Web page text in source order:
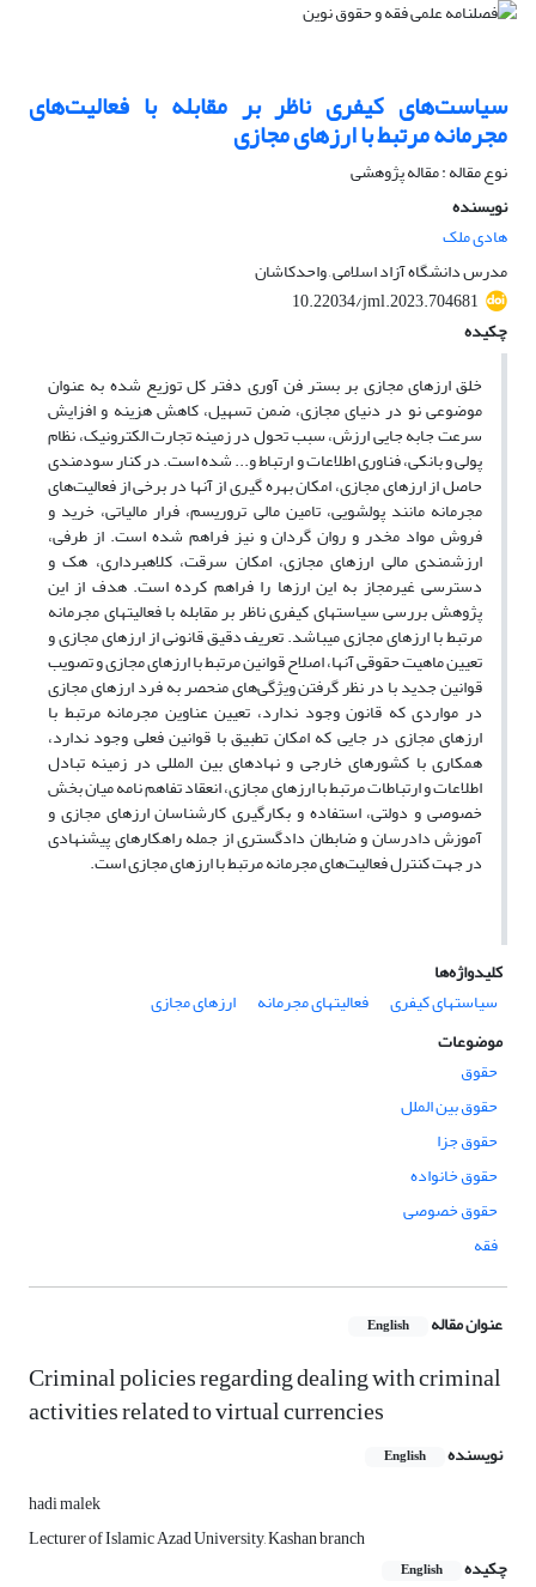
سیاست‌های کیفری ناظر بر مقابله با فعالیت‌های
مجرمانه مرتبط با ارزهای مجازی
نوع مقاله : مقاله پژوهشی
نویسنده
هادی ملک
مدرس دانشگاه آزاد اسلامی , واحدکاشان
10.22034/jml.2023.704681
چکیده
خلق ارزهای مجازی بر بستر فن آوری دفتر کل توزیع شده به عنوان
موضوعی نو در دنیای مجازی، ضمن تسهیل، کاهش هزینه و افزایش
سرعت جابه جایی ارزش، سبب تحول در زمینه تجارت الکترونیک، نظام
پولی و بانکی، فناوری اطلاعات و ارتباط و... شده است. در کنار سودمندی
حاصل از ارزهای مجازی، امکان بهره گیری از آنها در برخی از فعالیت‌های
مجرمانه مانند پولشویی، تامین مالی تروریسم، فرار مالیاتی، خرید و
فروش مواد مخدر و روان گردان و نیز فراهم شده است. از طرفی،
ارزشمندی مالی ارزهای مجازی، امکان سرقت، کلاهبرداری، هک و
دسترسی غیرمجاز به این ارزها را فراهم کرده است. هدف از این
پژوهش بررسی سیاست­های کیفری ناظر بر مقابله با فعالیت­های مجرمانه
مرتبط با ارزهای مجازی می­باشد. تعریف دقیق قانونی از ارزهای مجازی و
تعیین ماهیت حقوقی آنها، اصلاح قوانین مرتبط با ارزهای مجازی و تصویب
قوانین جدید با در نظر گرفتن ویژگی‌های منحصر به فرد ارزهای مجازی
در مواردی که قانون وجود ندارد، تعیین عناوین مجرمانه مرتبط با
ارزهای مجازی در جایی که امکان تطبیق با قوانین فعلی وجود ندارد،
همکاری با کشورهای خارجی و نهادهای بین المللی در زمینه تبادل
اطلاعات و ارتباطات مرتبط با ارزهای مجازی، انعقاد تفاهم نامه میان بخش
خصوصی و دولتی، استفاده و بکارگیری کارشناسان ارزهای مجازی و
آموزش دادرسان و ضابطان دادگستری از جمله راهکارهای پیشنهادی
در جهت کنترل فعالیت‌های مجرمانه مرتبط با ارزهای مجازی است.
کلیدواژه‌ها
سیاست­های کیفری
فعالیت­های مجرمانه
ارزهای مجازی
موضوعات
حقوق
حقوق بین الملل
حقوق جزا
حقوق خانواده
حقوق خصوصی
فقه
عنوان مقاله English
Criminal policies regarding dealing with criminal
activities related to virtual currencies
نویسنده English
hadi malek
Lecturer of Islamic Azad University, Kashan branch
چکیده
English